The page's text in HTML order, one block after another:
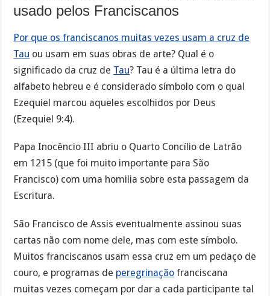
usado pelos Franciscanos
Por que os franciscanos muitas vezes usam a cruz de
Tau ou usam em suas obras de arte? Qual é o
significado da cruz de Tau? Tau é a última letra do
alfabeto hebreu e é considerado símbolo com o qual
Ezequiel marcou aqueles escolhidos por Deus
(Ezequiel 9:4).
Papa Inocêncio III abriu o Quarto Concílio de Latrão
em 1215 (que foi muito importante para São
Francisco) com uma homilia sobre esta passagem da
Escritura.
São Francisco de Assis eventualmente assinou suas
cartas não com nome dele, mas com este símbolo.
Muitos franciscanos usam essa cruz em um pedaço de
couro, e programas de peregrinação franciscana
muitas vezes começam por dar a cada participante tal